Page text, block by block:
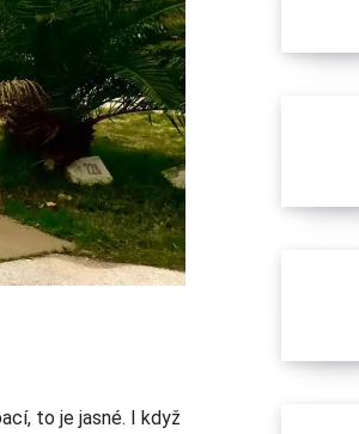
to je jasné. I když